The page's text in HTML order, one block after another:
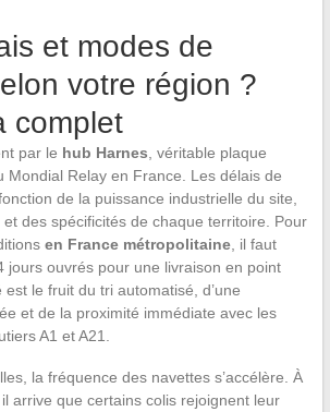
et modes de
votre région ?
complet
par le hub Harnes , véritable plaque
Mondial Relay en France. Les délais de
de la puissance industrielle du site,
des spécificités de chaque territoire. Pour
en France métropolitaine, il faut
jours ouvrés pour une livraison en point
le fruit du tri automatisé, d’une
et de la proximité immédiate avec les
A1 et A21.
la fréquence des navettes s’accélère. À
arrive que certains colis rejoignent leur